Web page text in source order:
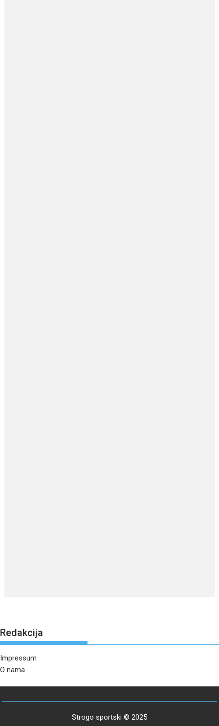
Redakcija
Impressum
O nama
Strogo sportski © 2025